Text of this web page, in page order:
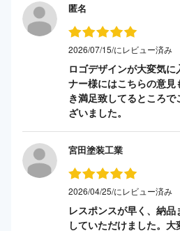
匿名
2026/07/15/にレビュー済み
ロゴデザインが大変気
ナー様にはこちらの意
き満足致してるところ
ざいました。
宮田塗装工業
2026/04/25/にレビュー済み
レスポンスが早く、納
していただけました。大